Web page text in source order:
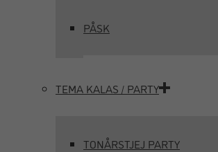
PÅSK
TEMA KALAS / PARTY
TONÅRSTJEJ PARTY